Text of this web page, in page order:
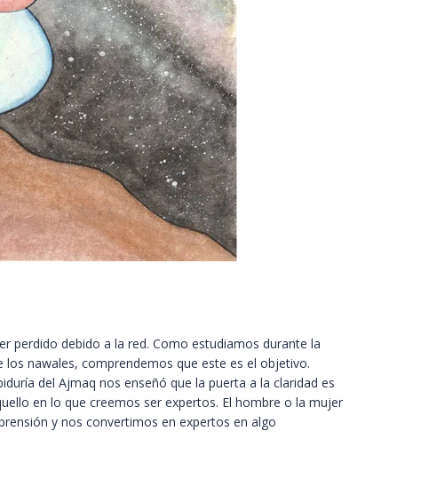
perdido debido a la red. Como estudiamos durante la
nawales, comprendemos que este es el objetivo.
del Ajmaq nos enseñó que la puerta a la claridad es
en lo que creemos ser expertos. El hombre o la mujer
y nos convertimos en expertos en algo